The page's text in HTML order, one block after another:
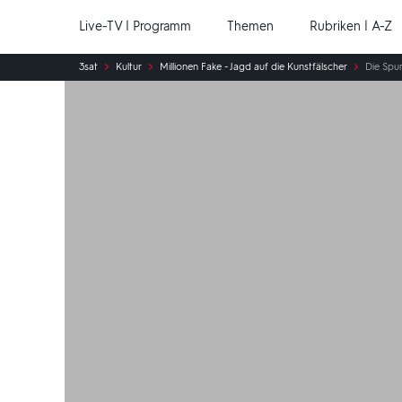
Live-TV | Programm Themen Rubriken | A-Z
Sie
sind
3sat Kultur Millionen Fake - Jagd auf die Kunstfälscher Die